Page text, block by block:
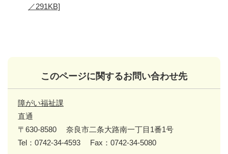
／291KB]
このページに関するお問い合わせ先
障がい福祉課
直通
〒630-8580
奈良市二条大路南一丁目1番1号
Tel：0742-34-4593
Fax：0742-34-5080